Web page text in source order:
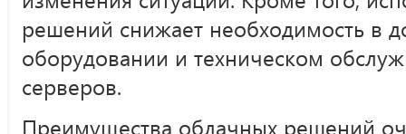
решений снижает необходимость в
оборудовании и техническом
серверов.
Преимущества облачных решений